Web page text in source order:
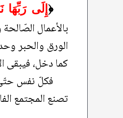
﴿إِلَى رَبِّهَا
بالأعمال
الورق والحبر
كما دخل، فيبقى
فكلّ نفس حتّى
تصنع المجتمع